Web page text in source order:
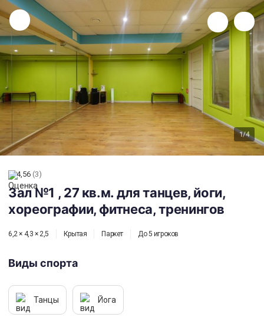
1/4
Зал №1 , 27 кв.м. для танцев, йоги, хореографии, фитнеса, тренингов
4,56 (3)
Зал №1 , 27 кв.м. для танцев, йоги,
хореографии, фитнеса, тренингов
6,2 × 4,3 × 2,5 Крытая Паркет До 5 игроков
Виды спорта
Танцы Йога